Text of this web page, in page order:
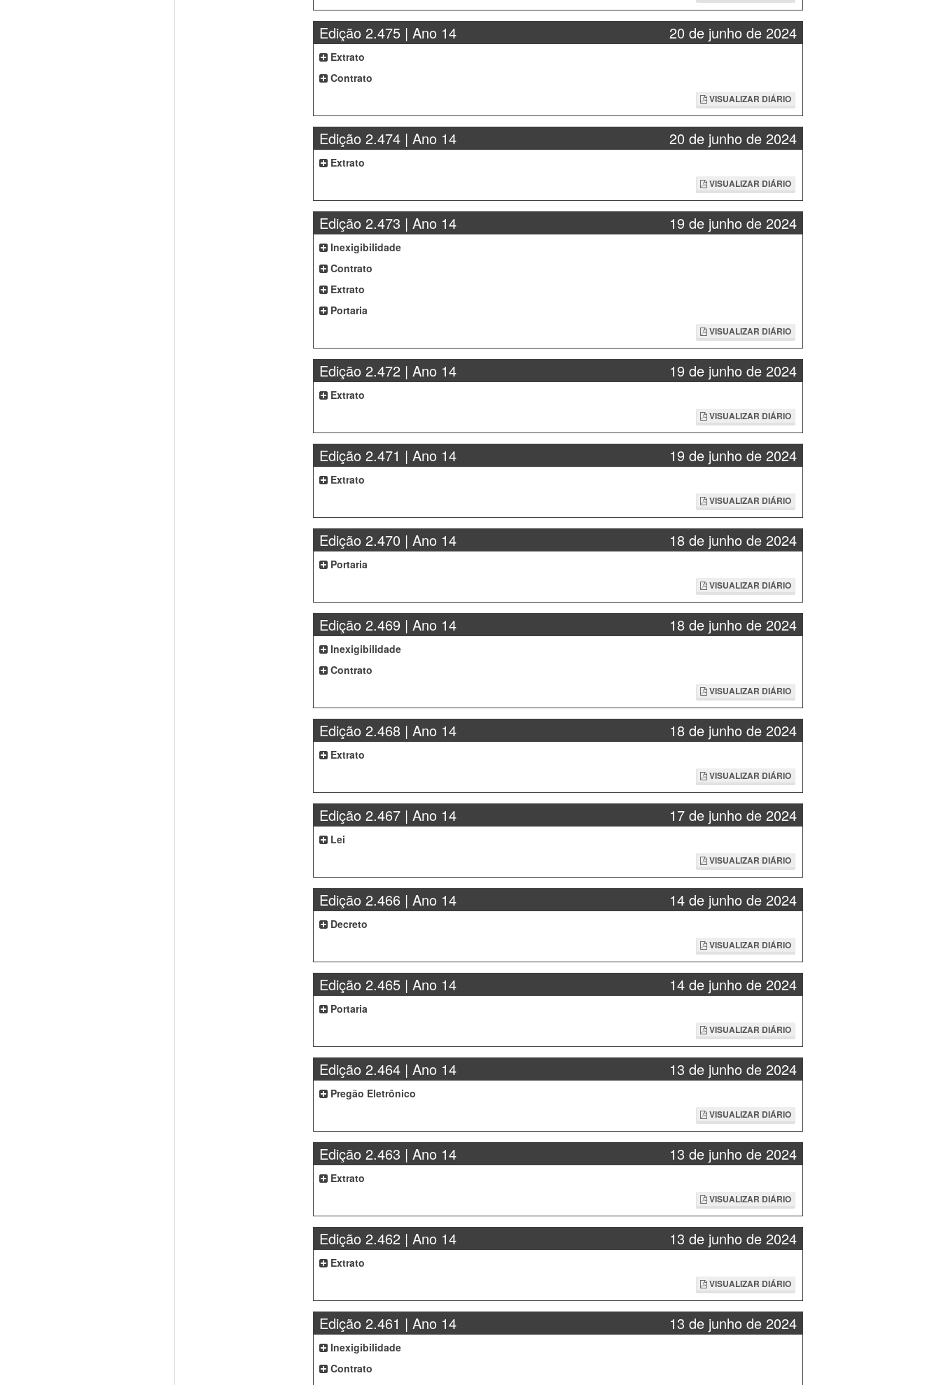
Edição 2.475 | Ano 14 20 de junho de 2024
Extrato
Contrato
VISUALIZAR DIÁRIO
Edição 2.474 | Ano 14 20 de junho de 2024
Extrato
VISUALIZAR DIÁRIO
Edição 2.473 | Ano 14 19 de junho de 2024
Inexigibilidade
Contrato
Extrato
Portaria
VISUALIZAR DIÁRIO
Edição 2.472 | Ano 14 19 de junho de 2024
Extrato
VISUALIZAR DIÁRIO
Edição 2.471 | Ano 14 19 de junho de 2024
Extrato
VISUALIZAR DIÁRIO
Edição 2.470 | Ano 14 18 de junho de 2024
Portaria
VISUALIZAR DIÁRIO
Edição 2.469 | Ano 14 18 de junho de 2024
Inexigibilidade
Contrato
VISUALIZAR DIÁRIO
Edição 2.468 | Ano 14 18 de junho de 2024
Extrato
VISUALIZAR DIÁRIO
Edição 2.467 | Ano 14 17 de junho de 2024
Lei
VISUALIZAR DIÁRIO
Edição 2.466 | Ano 14 14 de junho de 2024
Decreto
VISUALIZAR DIÁRIO
Edição 2.465 | Ano 14 14 de junho de 2024
Portaria
VISUALIZAR DIÁRIO
Edição 2.464 | Ano 14 13 de junho de 2024
Pregão Eletrônico
VISUALIZAR DIÁRIO
Edição 2.463 | Ano 14 13 de junho de 2024
Extrato
VISUALIZAR DIÁRIO
Edição 2.462 | Ano 14 13 de junho de 2024
Extrato
VISUALIZAR DIÁRIO
Edição 2.461 | Ano 14 13 de junho de 2024
Inexigibilidade
Contrato